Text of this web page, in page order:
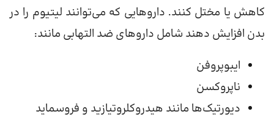
کاهش یا مختل کنند. داروهایی که می‌توانند لیتیوم را در
بدن افزایش دهند شامل داروهای ضد التهابی مانند:
ایبوپروفن
ناپروکسن
دیورتیک‌ها مانند هیدروکلروتیازید و فروسماید